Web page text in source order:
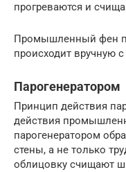
прогреваются и
Промышленный фен
происходит вручную
Парогенератором
Принцип действия
действия
парогенератором
стены, а не только
облицовку счищают